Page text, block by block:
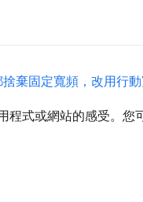
棄固定寬頻，改用行
程式或網站的感受。您